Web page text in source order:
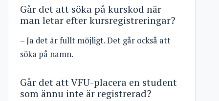
Går det att söka på kurskod när
man letar efter kursregistreringar?
– Ja det är fullt möjligt. Det går också att
söka på namn.
Går det att VFU-placera en student
som ännu inte är registrerad?